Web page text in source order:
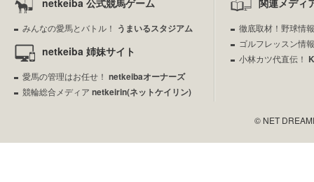
netkeiba 公式競馬ゲーム
みんなの愛馬とバトル！ うまいるスタジアム
netkeiba 姉妹サイト
愛馬の管理はお任せ！ netkeibaオーナーズ
競輪総合メディア netkeirin(ネットケイリン)
関連メディ
徹底取材！野球情
ゴルフレッスン情
小林カツ代直伝！
© NET